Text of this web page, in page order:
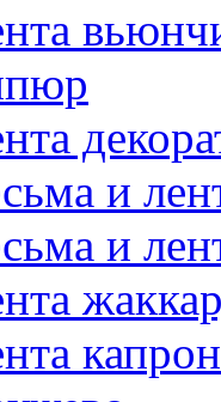
и
и